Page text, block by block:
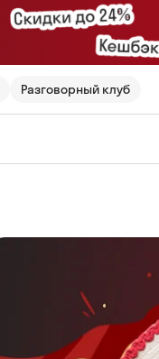
Разговорный клуб